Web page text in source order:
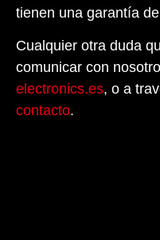
tienen una garantía
Cualquier otra duda
comunicar con
electronics.es, o a
contacto.